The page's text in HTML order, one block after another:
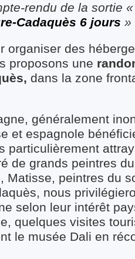
rendu de la sortie
Cadaquès 6 jours »
organiser des
proposons une
dans la zone
généralement
et espagnole
particulièrement
de grands peintres
Matisse, peintres du
nous
selon leur intérêt
quelques visites
le musée Dali en